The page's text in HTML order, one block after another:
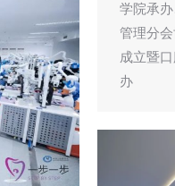
学院承
管理分
成立暨
办